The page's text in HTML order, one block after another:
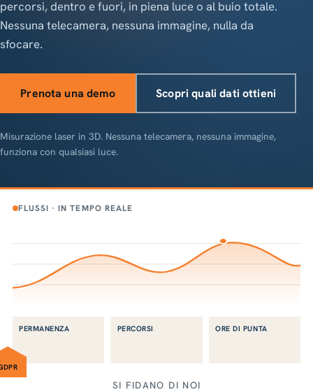
percorsi, dentro e fuori, in piena luce o al buio totale.
Nessuna telecamera, nessuna immagine, nulla da
sfocare.
Prenota una demo Scopri quali dati ottieni
Misurazione laser in 3D. Nessuna telecamera, nessuna immagine,
funziona con qualsiasi luce.
FLUSSI · IN TEMPO REALE
PERMANENZA PERCORSI ORE DI PUNTA
SI FIDANO DI NOI